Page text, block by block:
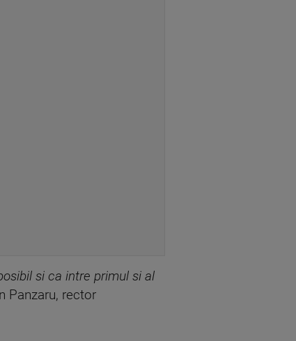
si ca intre primul si al
Panzaru, rector